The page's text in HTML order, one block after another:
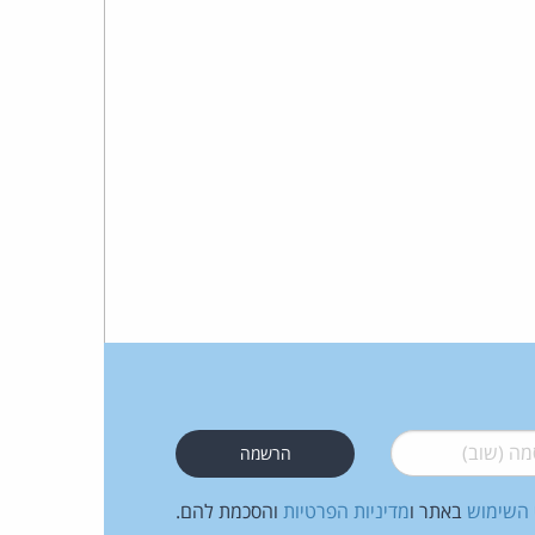
(שוב)*
השימוש באתר ומדיניות הפרטיות והסכמת להם.